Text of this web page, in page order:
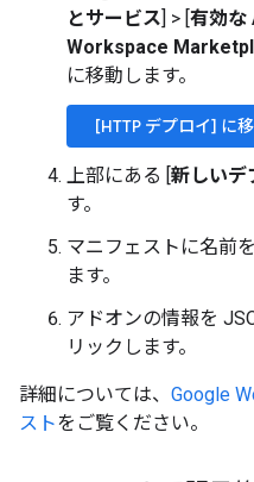
とサービス] > [有効な
Workspace
に移動します。
[HTTP デプロイ] に
上部にある [新しいデ
す。
マニフェストに名前
ます。
アドオンの情報を
リックします。
詳細については、 Google
ストをご覧ください。